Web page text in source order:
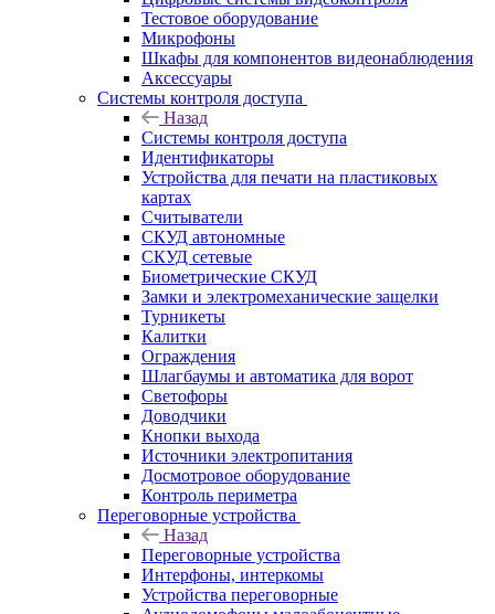
Тестовое оборудование
Микрофоны
Шкафы для компонентов видеонаблюдения
Аксессуары
Системы контроля доступа
Назад
Системы контроля доступа
Идентификаторы
Устройства для печати на пластиковых
картах
Считыватели
СКУД автономные
СКУД сетевые
Биометрические СКУД
Замки и электромеханические защелки
Турникеты
Калитки
Ограждения
Шлагбаумы и автоматика для ворот
Светофоры
Доводчики
Кнопки выхода
Источники электропитания
Досмотровое оборудование
Контроль периметра
Переговорные устройства
Назад
Переговорные устройства
Интерфоны, интеркомы
Устройства переговорные